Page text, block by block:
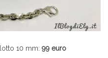
10 mm: 99 euro